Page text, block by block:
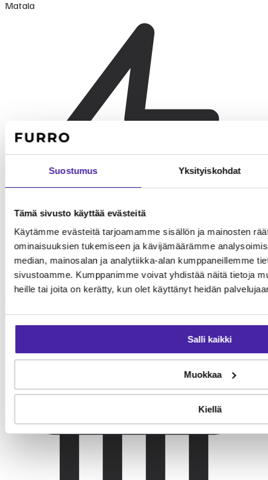
Suostumus Yksityiskohdat
Tämä sivusto käyttää evästeitä
Käytämme evästeitä tarjoamamme sisällön ja mainosten
ominaisuuksien tukemiseen ja kävijämäärämme
median, mainosalan ja analytiikka-alan kumppaneillemme
sivustoamme. Kumppanimme voivat yhdistää näitä tietoja
heille tai joita on kerätty, kun olet käyttänyt heidän
Salli kaikki
Muokkaa
Kiellä
Matala
Leikki ja virikkeet
Somali tarvitsee päivittäin 30-60 minuuttia aktiivista leikkiä.
Kiipeilypuu, interaktiiviset lelut ja saalistuspelit pitävät kissan
tyytyväisenä ja ehkäisevät käytösongelmia.